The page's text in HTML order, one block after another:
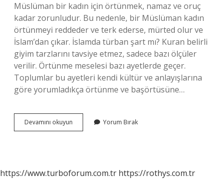
Müslüman bir kadın için örtünmek, namaz ve oruç
kadar zorunludur. Bu nedenle, bir Müslüman kadın
örtünmeyi reddeder ve terk ederse, mürted olur ve
İslam’dan çıkar. İslamda türban şart mı? Kuran belirli
giyim tarzlarını tavsiye etmez, sadece bazı ölçüler
verilir. Örtünme meselesi bazı ayetlerde geçer.
Toplumlar bu ayetleri kendi kültür ve anlayışlarına
göre yorumladıkça örtünme ve başörtüsüne…
Devamını okuyun
Kuranda
Yorum Bırak
https://www.turboforum.com.tr https://rothys.com.tr